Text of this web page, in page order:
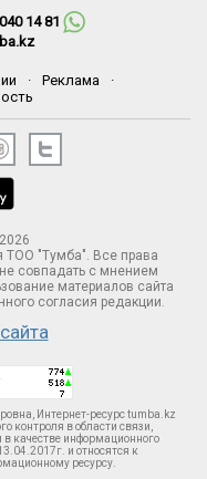
14 81
· Реклама
·
ТОО "Тумба". Все права
совпадать с мнением
материалов сайта
согласия редакции.
Интернет-ресурс tumba.kz
контроля в области связи,
качестве информационного
и относятся к
ресурсу.